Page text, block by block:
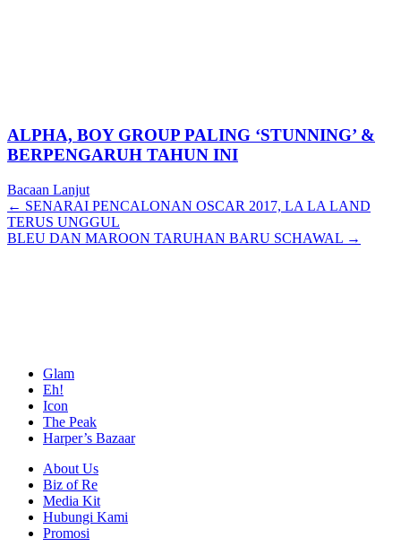
ALPHA, BOY GROUP PALING ‘STUNNING’ &
BERPENGARUH TAHUN INI
Bacaan Lanjut
Posts
navigation
← SENARAI PENCALONAN OSCAR 2017, LA LA LAND
TERUS UNGGUL
BLEU DAN MAROON TARUHAN BARU SCHAWAL →
Glam
Eh!
Icon
The Peak
Harper’s Bazaar
About Us
Biz of Re
Media Kit
Hubungi Kami
Promosi